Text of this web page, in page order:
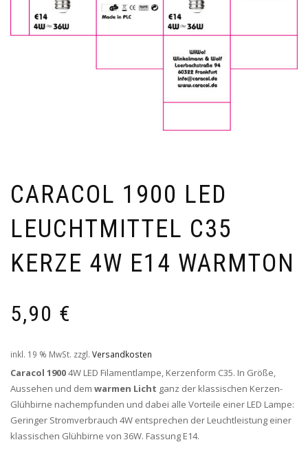
CARACOL 1900 LED
LEUCHTMITTEL C35
KERZE 4W E14 WARMTON
5,90 €
inkl. 19 % MwSt. zzgl. Versandkosten
Caracol 19004W LED Filamentlampe, Kerzenform C35. In Größe,
Aussehen und dem warmen Licht ganz der klassischen Kerzen-
Glühbirne nachempfunden und dabei alle Vorteile einer LED Lampe:
Geringer Stromverbrauch 4W entsprechen der Leuchtleistung einer
klassischen Glühbirne von 36W. Fassung E14.